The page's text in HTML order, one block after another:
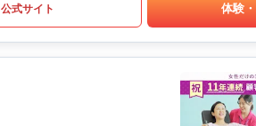
公式サイト 体験